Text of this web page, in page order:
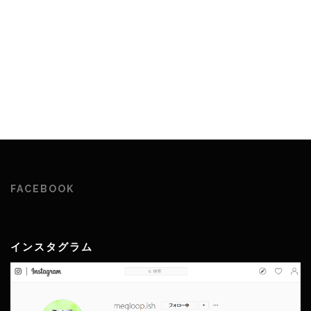
FACEBOOK
インスタグラム